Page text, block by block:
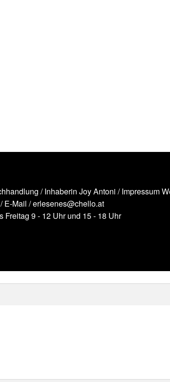
/ Inhaberin Joy Antoni /Impressum
/ E-Mail /erlesenes@chello.at
Freitag 9 - 12 Uhr und 15 - 18 Uhr